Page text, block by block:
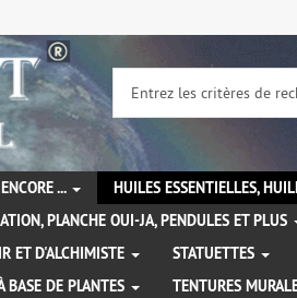
... HUILES ESSENTIELLES,
PLANCHE OUI-JA, PENDULES ET PLUS
ET D'ALCHIMISTE STATUETTES
BASE DE PLANTES TENTURES